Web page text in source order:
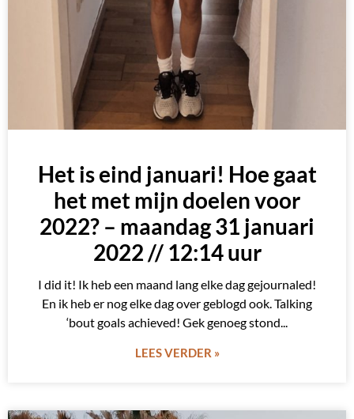
Het is eind januari! Hoe gaat
het met mijn doelen voor
2022? – maandag 31 januari
2022 // 12:14 uur
I did it! Ik heb een maand lang elke dag gejournaled!
En ik heb er nog elke dag over geblogd ook. Talking
‘bout goals achieved! Gek genoeg stond
LEES VERDER »